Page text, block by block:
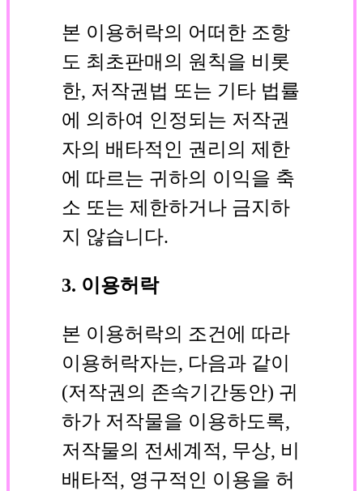
본 이용허락의 어떠한 조항
도 최초판매의 원칙을 비롯
한, 저작권법 또는 기타 법률
에 의하여 인정되는 저작권
자의 배타적인 권리의 제한
에 따르는 귀하의 이익을 축
소 또는 제한하거나 금지하
지 않습니다.
3. 이용허락
본 이용허락의 조건에 따라
이용허락자는, 다음과 같이
(저작권의 존속기간동안) 귀
하가 저작물을 이용하도록,
저작물의 전세계적, 무상, 비
배타적, 영구적인 이용을 허